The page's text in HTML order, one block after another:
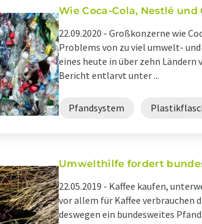
Wie Coca-Cola, Nestlé
22.09.2020 - Großkonzerne wie
Problems von zu viel umwelt-
eines heute in über zehn
Bericht entlarvt unter ...
Pfandsystem
Umwelthilfe fordert
22.05.2019 - Kaffee kaufen,
vor allem für Kaffee verbrauchen
deswegen ein bundesweites